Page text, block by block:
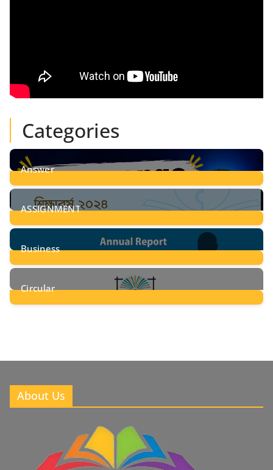
Categories
Answer
28Posts
ASSIGNMENT
24Posts
Business
8Posts
Circular
About Us